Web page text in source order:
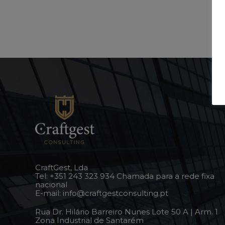
CraftGest, Lda
Tel: +351 243 323 934 Chamada para a rede fixa
nacional
E-mail: info@craftgestconsulting.pt
Rua Dr. Hilário Barreiro Nunes Lote 50 A | Arm. 1
Zona Industrial de Santarém